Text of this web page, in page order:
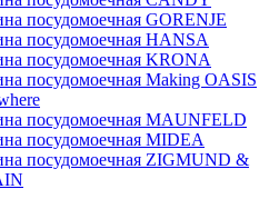
посудомоечная GORENJE
посудомоечная HANSA
посудомоечная KRONA
посудомоечная Making OASIS
посудомоечная MAUNFELD
посудомоечная MIDEA
посудомоечная ZIGMUND &